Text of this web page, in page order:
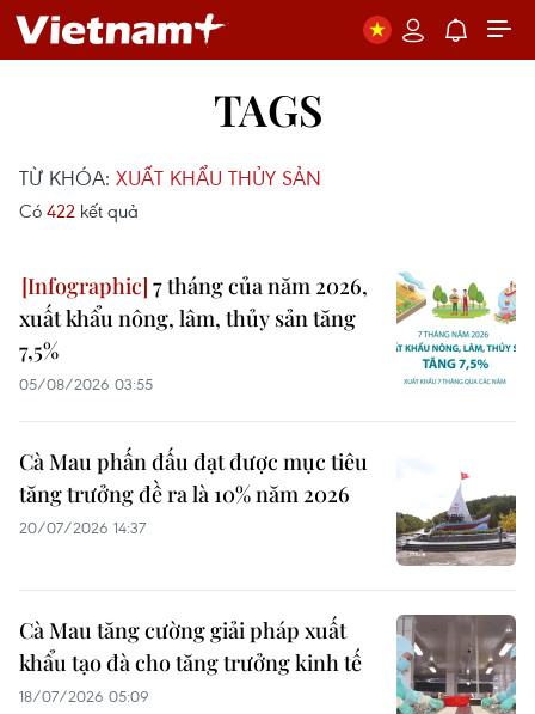
TAGS
TỪ KHÓA: XUẤT KHẨU THỦY SẢN
Có 422 kết quả
7 tháng của năm 2026,
xuất khẩu nông, lâm, thủy sản tăng
7,5%
05/08/2026 03:55
Cà Mau phấn đấu đạt được mục tiêu
tăng trưởng đề ra là 10% năm 2026
20/07/2026 14:37
Cà Mau tăng cường giải pháp xuất
khẩu tạo đà cho tăng trưởng kinh tế
18/07/2026 05:09